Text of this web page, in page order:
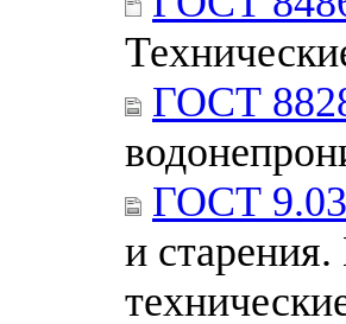
ГОСТ
ГОСТ
и